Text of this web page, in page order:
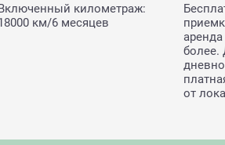
километраж:
км/6 месяцев
более.
от